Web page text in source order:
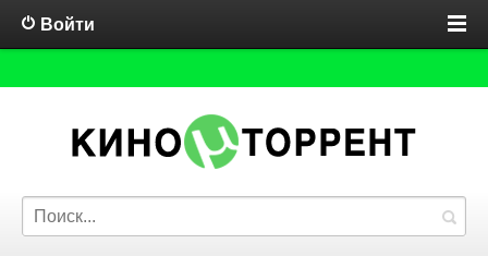
Войти